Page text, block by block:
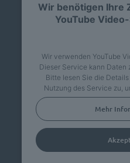
Wir benötigen Ihre
YouTube
Wir verwenden YouTube
Dieser Service kann Daten
Bitte lesen Sie die
Nutzung des Service zu,
Mehr